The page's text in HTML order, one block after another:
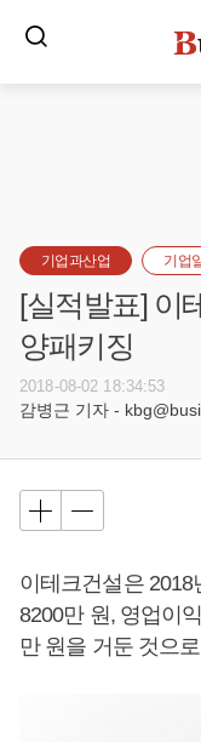
기업과산업 기업
[실적발표] 이
양패키징
2018-08-02 18:34:53
감병근 기자 -
이테크건설은 2018
8200만 원, 영업이
만 원을 거둔 것으